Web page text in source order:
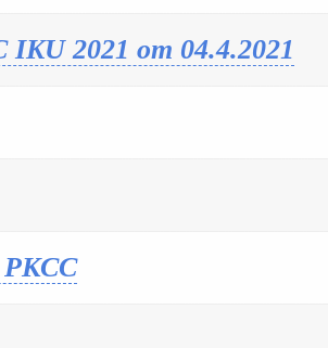
2021 от 04.4.2021
РКСС